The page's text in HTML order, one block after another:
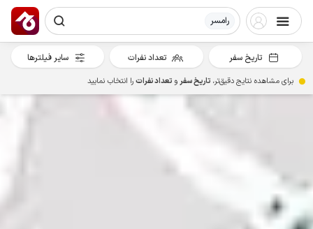
رامسر
تاریخ سفر تعداد نفرات سایر فیلترها
برای مشاهده نتایج دقیق‌تر، تاریخ سفرو تعداد نفراترا انتخاب نمایید